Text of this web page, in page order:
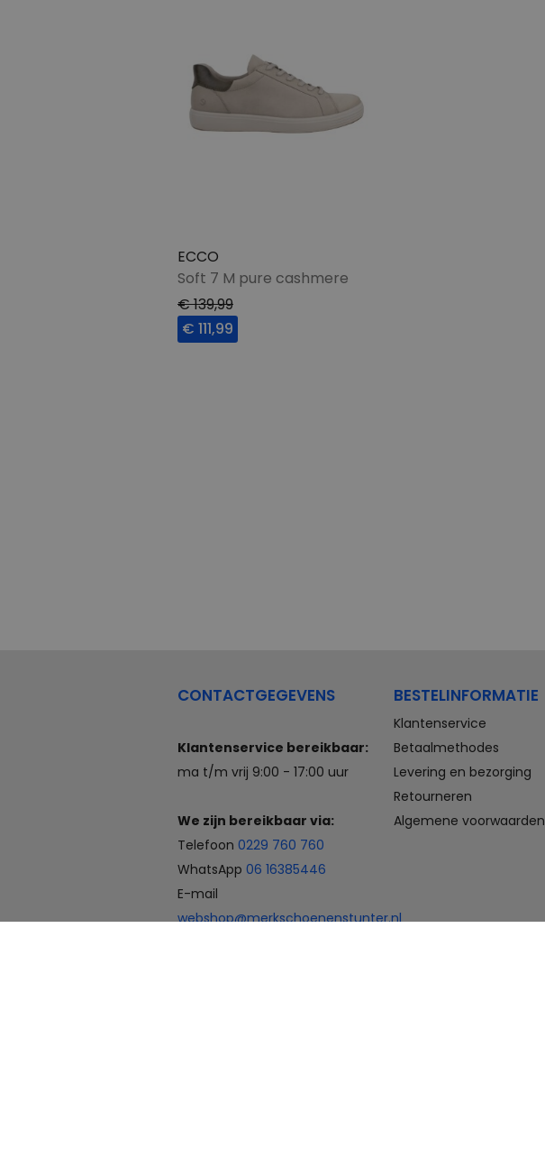
ECCO
Soft 7 M pure cashmere
€ 139,99
€ 111,99
CONTACTGEGEVENS
Klantenservice bereikbaar:
ma t/m vrij 9:00 - 17:00 uur
We zijn bereikbaar via:
Telefoon 0229 760 760
WhatsApp 06 16385446
E-mail
webshop@merkschoenenstunter.nl
BESTELINFORMATIE
Klantenservice
Betaalmethodes
Levering en bezorging
Retourneren
Algemene voorwaarden